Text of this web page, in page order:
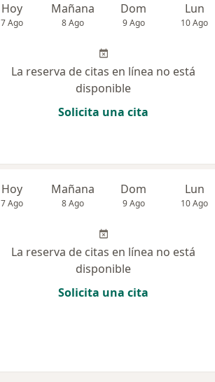
Hoy
7 Ago
Mañana
8 Ago
Dom
9 Ago
Lun
10 Ago
La reserva de citas en línea no está
disponible
Solicita una cita
Hoy
7 Ago
Mañana
8 Ago
Dom
9 Ago
Lun
10 Ago
La reserva de citas en línea no está
disponible
Solicita una cita